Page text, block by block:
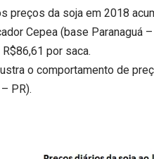
preços da soja em 2018
Cepea (base Paranaguá
por saca.
o comportamento de
PR).